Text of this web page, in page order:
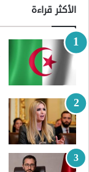
الأكثر قراءة